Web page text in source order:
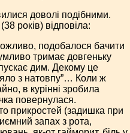
доволі подібними.
років) відповіла:
подобалося бачити
тримає довгеньку
дим. Декому це
з натовпу”… Коли ж
в курінні зробила
повернулася.
прикростей (задишка при
запах з рота,